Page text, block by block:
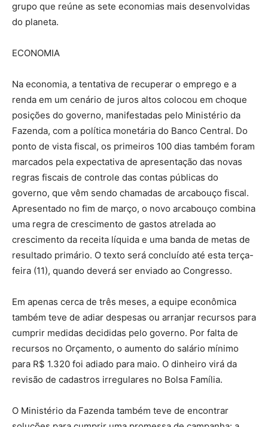
grupo que reúne as sete economias mais desenvolvidas
do planeta.
ECONOMIA
Na economia, a tentativa de recuperar o emprego e a
renda em um cenário de juros altos colocou em choque
posições do governo, manifestadas pelo Ministério da
Fazenda, com a política monetária do Banco Central. Do
ponto de vista fiscal, os primeiros 100 dias também foram
marcados pela expectativa de apresentação das novas
regras fiscais de controle das contas públicas do
governo, que vêm sendo chamadas de arcabouço fiscal.
Apresentado no fim de março, o novo arcabouço combina
uma regra de crescimento de gastos atrelada ao
crescimento da receita líquida e uma banda de metas de
resultado primário. O texto será concluído até esta terça-
feira (11), quando deverá ser enviado ao Congresso.
Em apenas cerca de três meses, a equipe econômica
também teve de adiar despesas ou arranjar recursos para
cumprir medidas decididas pelo governo. Por falta de
recursos no Orçamento, o aumento do salário mínimo
para R$ 1.320 foi adiado para maio. O dinheiro virá da
revisão de cadastros irregulares no Bolsa Família.
O Ministério da Fazenda também teve de encontrar